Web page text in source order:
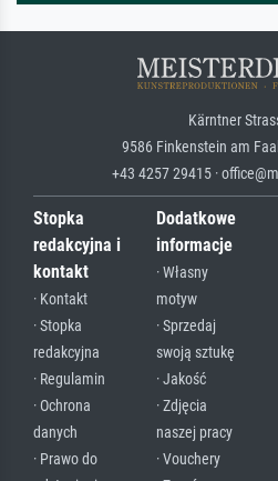
Kärntner
9586 Finkenstein am
+43 4257 29415 ·
Stopka
redakcyjna i
kontakt
· Kontakt
· Stopka
redakcyjna
· Regulamin
· Ochrona
danych
· Prawo do
Dodatkowe
informacje
· Własny
motyw
· Sprzedaj
swoją sztukę
· Jakość
· Zdjęcia
naszej pracy
· Vouchery